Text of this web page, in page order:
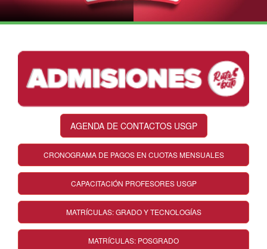
AGENDA DE CONTACTOS USGP
CRONOGRAMA DE PAGOS EN CUOTAS MENSUALES
CAPACITACIÓN PROFESORES USGP
MATRÍCULAS: GRADO Y TECNOLOGÍAS
MATRÍCULAS: POSGRADO